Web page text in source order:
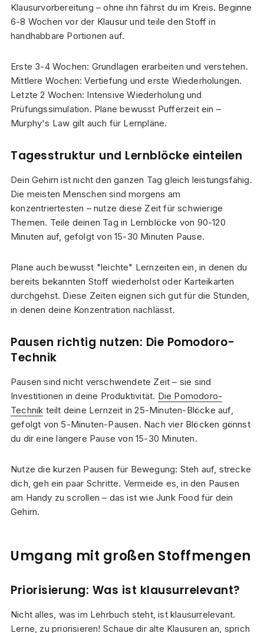
Klausurvorbereitung – ohne ihn fährst du im Kreis. Beginne
6-8 Wochen vor der Klausur und teile den Stoff in
handhabbare Portionen auf.
Erste 3-4 Wochen: Grundlagen erarbeiten und verstehen.
Mittlere Wochen: Vertiefung und erste Wiederholungen.
Letzte 2 Wochen: Intensive Wiederholung und
Prüfungssimulation. Plane bewusst Pufferzeit ein –
Murphy's Law gilt auch für Lernpläne.
Tagesstruktur und Lernblöcke einteilen
Dein Gehirn ist nicht den ganzen Tag gleich leistungsfähig.
Die meisten Menschen sind morgens am
konzentriertesten – nutze diese Zeit für schwierige
Themen. Teile deinen Tag in Lernblöcke von 90-120
Minuten auf, gefolgt von 15-30 Minuten Pause.
Plane auch bewusst "leichte" Lernzeiten ein, in denen du
bereits bekannten Stoff wiederholst oder Karteikarten
durchgehst. Diese Zeiten eignen sich gut für die Stunden,
in denen deine Konzentration nachlässt.
Pausen richtig nutzen: Die Pomodoro-
Technik
Pausen sind nicht verschwendete Zeit – sie sind
Investitionen in deine Produktivität. Die Pomodoro-
Technik teilt deine Lernzeit in 25-Minuten-Blöcke auf,
gefolgt von 5-Minuten-Pausen. Nach vier Blöcken gönnst
du dir eine längere Pause von 15-30 Minuten.
Nutze die kurzen Pausen für Bewegung: Steh auf, strecke
dich, geh ein paar Schritte. Vermeide es, in den Pausen
am Handy zu scrollen – das ist wie Junk Food für dein
Gehirn.
Umgang mit großen Stoffmengen
Priorisierung: Was ist klausurrelevant?
Nicht alles, was im Lehrbuch steht, ist klausurrelevant.
Lerne, zu priorisieren! Schaue dir alte Klausuren an, sprich